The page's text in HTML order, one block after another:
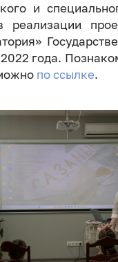
и
реализации
года.
по ссылке.